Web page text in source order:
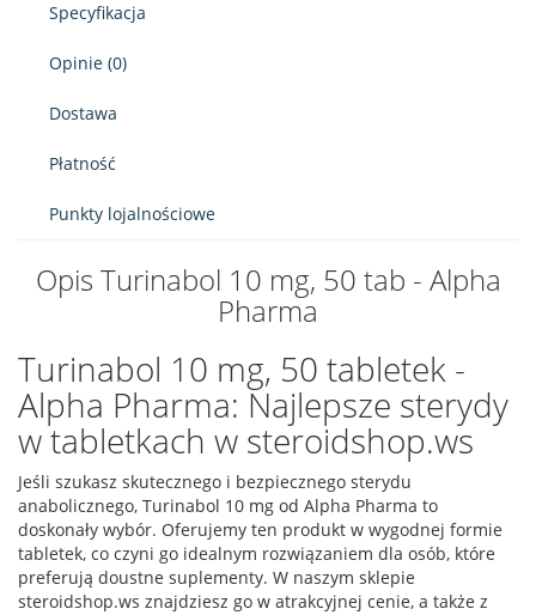
Specyfikacja
Opinie (0)
Dostawa
Płatność
Punkty lojalnościowe
Opis Turinabol 10 mg, 50 tab - Alpha
Pharma
Turinabol 10 mg, 50 tabletek -
Alpha Pharma: Najlepsze sterydy
w tabletkach w steroidshop.ws
Jeśli szukasz skutecznego i bezpiecznego sterydu
anabolicznego, Turinabol 10 mg od Alpha Pharma to
doskonały wybór. Oferujemy ten produkt w wygodnej formie
tabletek, co czyni go idealnym rozwiązaniem dla osób, które
preferują doustne suplementy. W naszym sklepie
steroidshop.ws znajdziesz go w atrakcyjnej cenie, a także z